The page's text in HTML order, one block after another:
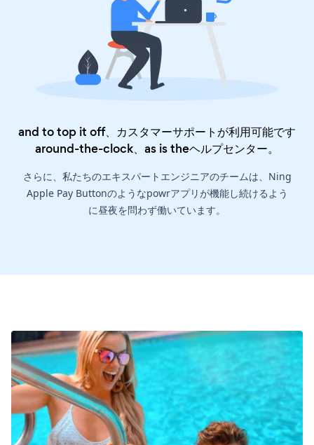
and to top it off、カスタマーサポートが利用可能です
around-the-clock、as is theヘルプセンター。
さらに、私たちのエキスパートエンジニアのチームは、Ning
Apple Pay Buttonのようなpowrアプリが機能し続けるよう
に昼夜を問わず働いています。